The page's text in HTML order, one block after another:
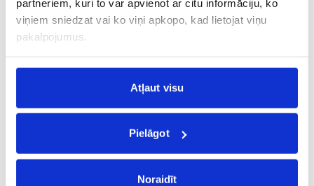
partneriem, kuri to var apvienot ar citu informāciju, ko
viņiem sniedzat vai ko viņi apkopo, kad lietojat viņu
pakalpojumus.
Atļaut visu
Pielāgot
Noraidīt
7. Ja pasažiera galamērķis vai starpstāšanās vieta
nav izlidošanas valstī, gaisa pārvadājumiem piemēro
starptautisko gaisa pārvadājumu noteikumu
vienādošanu Konvencija par starptautisko gaisa
pārvadājumu noteikumu vienādošanu, kas
parakstīta Monreālā 1999. gadā (turpmāk tekstā —
Konvencija), ja šīs valstis ir Konvencijas puses.
Lietuvas Republika ir ratificējusi Konvenciju.
Konvencija paredz pārvadātāja ierobežotu atbildību
par zaudējumiem, kas radušies pasažiera nāves vai